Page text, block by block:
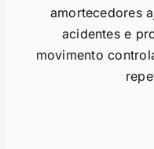
amortecedores
acidentes e
movimento